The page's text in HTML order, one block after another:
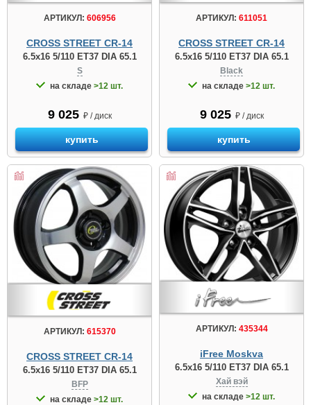
АРТИКУЛ: 606956
CROSS STREET CR-14
6.5x16 5/110 ET37 DIA 65.1
S
на складе >12 шт.
9 025 ₽ / диск
купить
АРТИКУЛ: 611051
CROSS STREET CR-14
6.5x16 5/110 ET37 DIA 65.1
Black
на складе >12 шт.
9 025 ₽ / диск
купить
АРТИКУЛ: 615370
CROSS STREET CR-14
6.5x16 5/110 ET37 DIA 65.1
BFP
на складе >12 шт.
АРТИКУЛ: 435344
iFree Moskva
6.5x16 5/110 ET37 DIA 65.1
Хай вэй
на складе >12 шт.